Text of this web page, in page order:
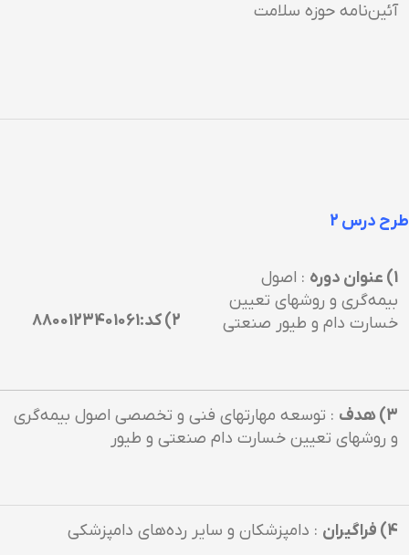
آئين‌نامه حوزه سلامت
طرح درس 2
1) عنوان دوره
: اصول
بيمه‌گري و روشهاي تعيين
خسارت دام و طيور صنعتي
2) کد:8800123401061
3) هدف
: توسعه مهارتهاي فني و تخصصي اصول بيمه‌گري
و روشهاي تعيين خسارت دام صنعتي و طيور
4) فراگيران : دامپزشكان و ساير رده‌هاي دامپزشكي